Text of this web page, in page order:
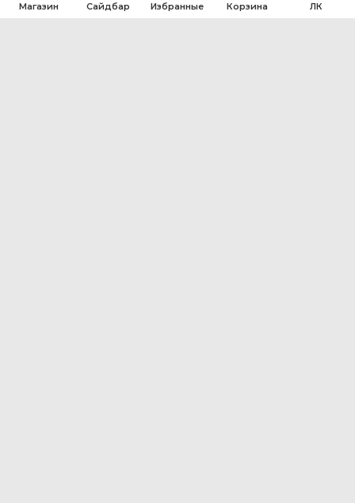
Магазин Сайдбар Избранные Корзина ЛК